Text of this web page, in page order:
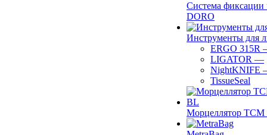
Система фиксации
DORO
Инструменты для
ERGO 315R
LIGATOR —
NightKNIFE
TissueSeal
Морцеллятор ТСМ